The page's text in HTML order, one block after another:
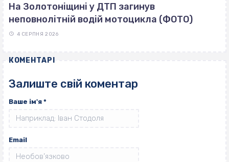
На Золотоніщині у ДТП загинув
неповнолітній водій мотоцикла (ФОТО)
4 СЕРПНЯ 2026
КОМЕНТАРІ
Залиште свій коментар
Ваше ім'я *
Email